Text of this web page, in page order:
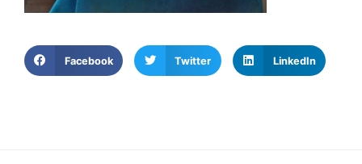
Facebook Twitter LinkedIn